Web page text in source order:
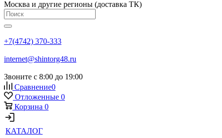
Москва и другие регионы (доставка ТК)
+7(4742) 370-333
internet@shintorg48.ru
Звоните с 8:00 до 19:00
Сравнение0
Отложенные 0
Корзина 0
КАТАЛОГ